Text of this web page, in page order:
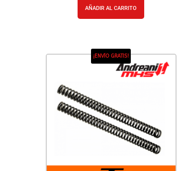
AÑADIR AL CARRITO
¡ENVÍO GRATIS!